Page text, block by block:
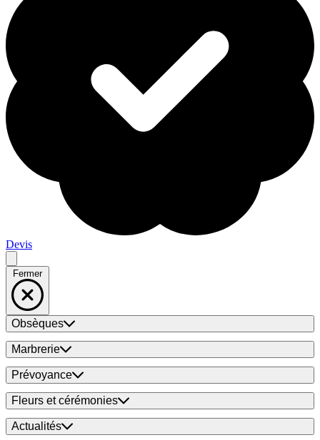
Devis
Fermer
Obsèques
Marbrerie
Prévoyance
Fleurs et cérémonies
Actualités